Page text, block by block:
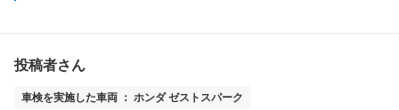
投稿者さん
車検を実施した車両 ： ホンダ ゼストスパーク